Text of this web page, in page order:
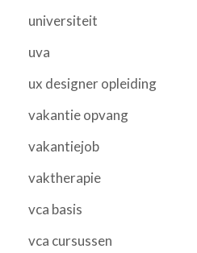
universiteit
uva
ux designer opleiding
vakantie opvang
vakantiejob
vaktherapie
vca basis
vca cursussen